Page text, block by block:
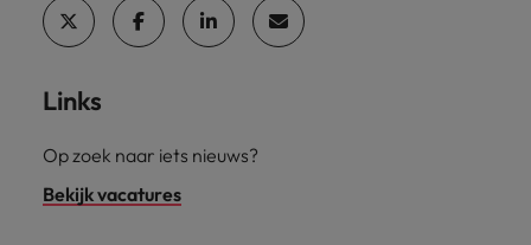
Links
Op zoek naar iets nieuws?
Bekijk vacatures